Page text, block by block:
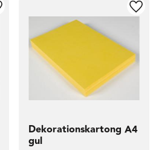
till i favoriter
Dekorationskartong A4
gul